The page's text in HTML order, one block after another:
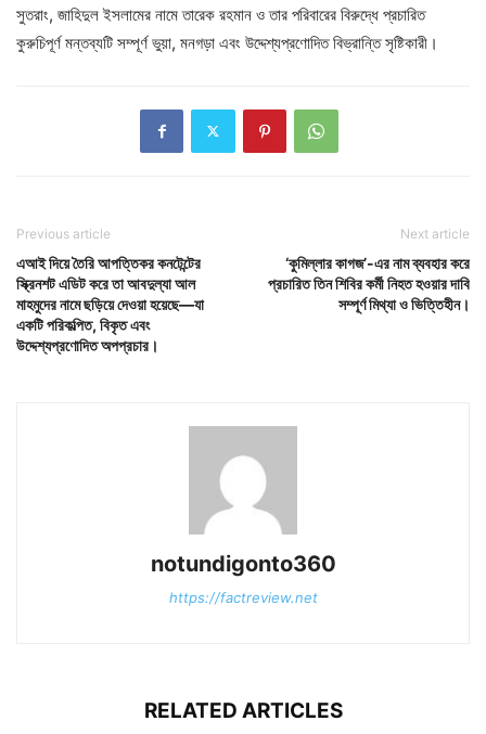
সুতরাং, জাহিদুল ইসলামের নামে তারেক রহমান ও তার পরিবারের বিরুদ্ধে প্রচারিত
কুরুচিপূর্ণ মন্তব্যটি সম্পূর্ণ ভুয়া, মনগড়া এবং উদ্দেশ্যপ্রণোদিত বিভ্রান্তি সৃষ্টিকারী।
Previous article
এআই দিয়ে তৈরি আপত্তিকর কনটেন্টের
স্ক্রিনশট এডিট করে তা আবদুল্যা আল
মাহমুদের নামে ছড়িয়ে দেওয়া হয়েছে—যা
একটি পরিকল্পিত, বিকৃত এবং
উদ্দেশ্যপ্রণোদিত অপপ্রচার।
Next article
‘কুমিল্লার কাগজ’-এর নাম ব্যবহার করে
প্রচারিত তিন শিবির কর্মী নিহত হওয়ার দাবি
সম্পূর্ণ মিথ্যা ও ভিত্তিহীন।
notundigonto360
https://factreview.net
RELATED ARTICLES